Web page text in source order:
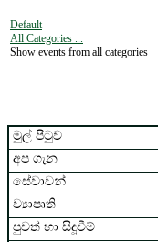
Default
All Categories ...
Show events from all categories
මුල් පිටුව
අප ගැන
සේවාවන්
ව්‍යාපෘති
පුවත් හා සිදූවීම්